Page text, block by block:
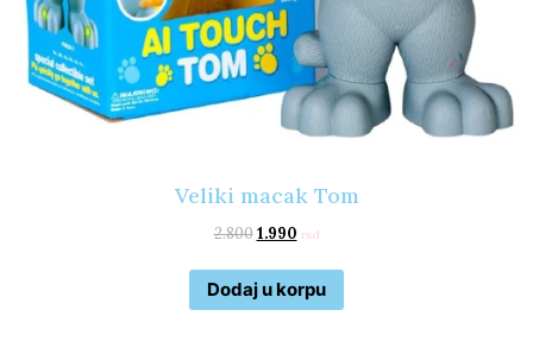
Veliki macak Tom
2.800 1.990 rsd
Dodaj u korpu